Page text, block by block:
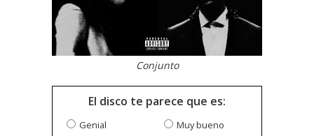
Conjunto
El disco te parece que es:
Genial
Muy bueno